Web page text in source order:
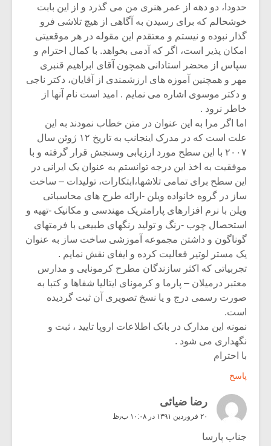
حدودا، دو دهه از عمر هنری من می گذرد و از این بابت
خوشحالم که برای رسیدن به آگاهی از هیچ تلاشی فرو
گذار نبوده و نیستم و معتقدم این مقوله در هر موقعیتی
امکان پذیر است، اگر که آدمی بخواهد. با کمال احترام و
سپاس از محضر استادانی همچون آقای ابراهیم قنبری
مهر و همچنین آموزه های ارزشمندی از آقایان، دکتر ناجی
و دکتر موسوی اشاره می نمایم . امید است نام آنها از
خاطر نرود .
اما اگر مرا به این عنوان در متن خطاب نمودند به این
علت است که در مدرک اینجانب به تاریخ ۱۲ ژوئن سال
۲۰۰۷ با این سطح مورد ارزیابی وسنجش قرار گرفته و با
موفقیت به اخذ این درجه توانستم به عنوان یک ایرانی در
این سطح برای تمامی تلاشها،ابتکارات، تولیدات – ساخت
ساز در گروه خانواده ویلن -ارائه طرح های محاسباتی
ویلن با نرم افزارهای پارامتریک مهندسی و مکانیک -تهیه و
استحصال چوب -رنگ و تولید رنگهای طبیعی با فرمتهای
گوناگون و داشتن مجموعه آموزشی ساخت ساز به عنوان
یک مستر لوتیر فعالیت کرده و ایفای نقش نمایم .
تجربیاتی که اکثر سازندگان مطرح کرمونایی و مدارس
معتبر درمیلان – پارما و کرمونای ایتالیا شفاها و کتبا به
صورت رسمی درج و یا نسخ تصویری آن ثبت گردیده
است.
نمونه این مدارک در بانک اطلاعات اروپا تایید ، ثبت و
نگهداری می شود .
با احترام
پاسخ
رضا ضیائی
۲۰ فروردین ۱۳۹۱ در ۱۰:۰۸ ب٫ظ
جناب پارسا